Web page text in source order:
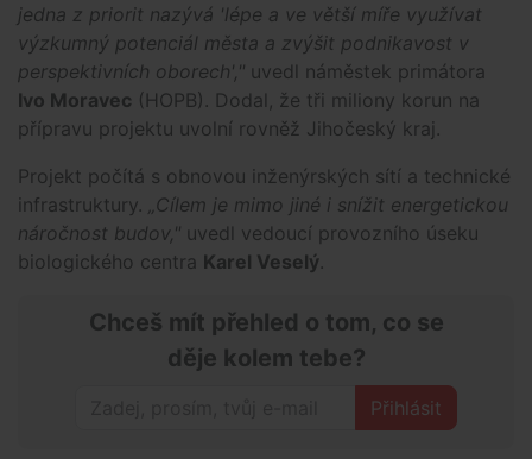
jedna z priorit nazývá 'lépe a ve větší míře využívat
výzkumný potenciál města a zvýšit podnikavost v
perspektivních oborech'," uvedl náměstek primátora
Ivo Moravec (HOPB). Dodal, že tři miliony korun na
přípravu projektu uvolní rovněž Jihočeský kraj.
Projekt počítá s obnovou inženýrských sítí a technické
infrastruktury. „Cílem je mimo jiné i snížit energetickou
náročnost budov," uvedl vedoucí provozního úseku
biologického centra Karel Veselý.
Chceš mít přehled o tom, co se
děje kolem tebe?
Přihlásit